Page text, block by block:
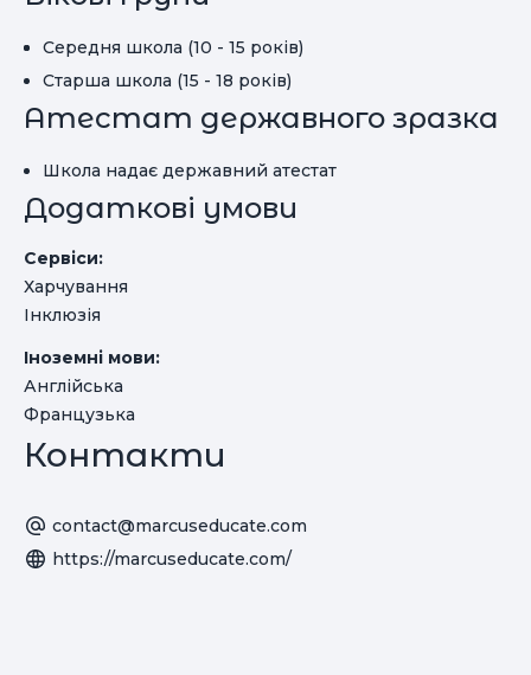
Середня школа (10 - 15 років)
Старша школа (15 - 18 років)
Атестат державного зразка
Школа надає державний атестат
Додаткові умови
Сервіси:
Харчування
Інклюзія
Іноземні мови:
Англійська
Французька
Контакти
contact@marcuseducate.com
https://marcuseducate.com/